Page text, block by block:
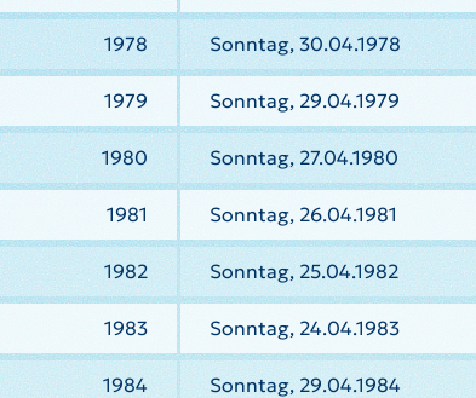
1978 Sonntag, 30.04.1978
1979 Sonntag, 29.04.1979
1980 Sonntag, 27.04.1980
1981 Sonntag, 26.04.1981
1982 Sonntag, 25.04.1982
1983 Sonntag, 24.04.1983
1984 Sonntag, 29.04.1984